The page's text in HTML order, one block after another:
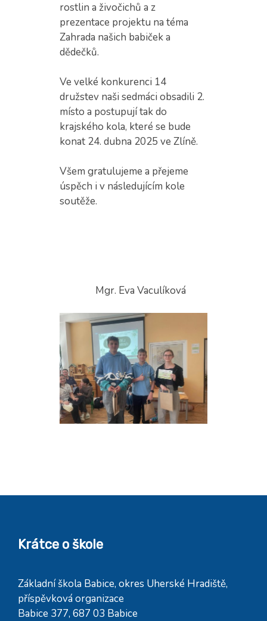
rostlin a živočichů a z
prezentace projektu na téma
Zahrada našich babiček a
dědečků.
Ve velké konkurenci 14
družstev naši sedmáci obsadili 2.
místo a postupují tak do
krajského kola, které se bude
konat 24. dubna 2025 ve Zlíně.
Všem gratulujeme a přejeme
úspěch i v následujícím kole
soutěže.
Mgr. Eva Vaculíková
Krátce o škole
Základní škola Babice, okres Uherské Hradiště,
příspěvková organizace
Babice 377, 687 03 Babice